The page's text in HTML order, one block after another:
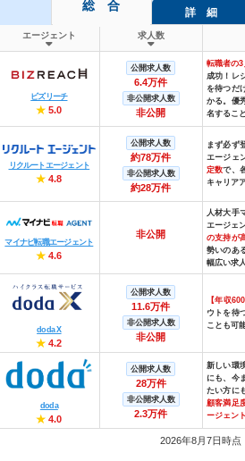
総 合 詳 細
エージェント 求人数
ビズリーチ
★ 5.0
公開求人数
6.4万件
非公開求人数
非公開
転職者の
成功！レ
を待つだ
かる。優
名するこ
リクルートエージェント
★ 4.8
公開求人数
約78万件
非公開求人数
約28万件
まず必ず
エージェ
定数で、
キャリア
マイナビ転職エージェント
★ 4.6
非公開
人材大手
エージェ
の支持が
勢いのあ
幅広い求
doda X
★ 4.2
公開求人数
11.6万件
非公開求人数
非公開
【年収
ウトを待
ことも可
doda
★ 4.0
公開求人数
28万件
非公開求人数
2.3万件
新しい環
にも、今
たい方に
顧客満足
ージェント
2026年8月7日時点